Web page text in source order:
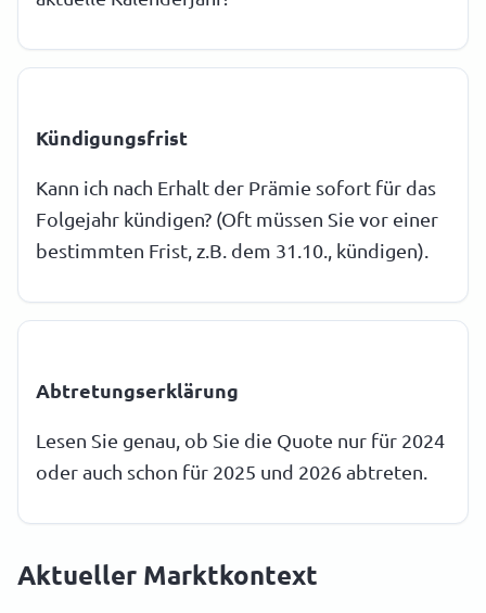
Kündigungsfrist
Kann ich nach Erhalt der Prämie sofort für das
Folgejahr kündigen? (Oft müssen Sie vor einer
bestimmten Frist, z.B. dem 31.10., kündigen).
Abtretungserklärung
Lesen Sie genau, ob Sie die Quote nur für 2024
oder auch schon für 2025 und 2026 abtreten.
Aktueller Marktkontext